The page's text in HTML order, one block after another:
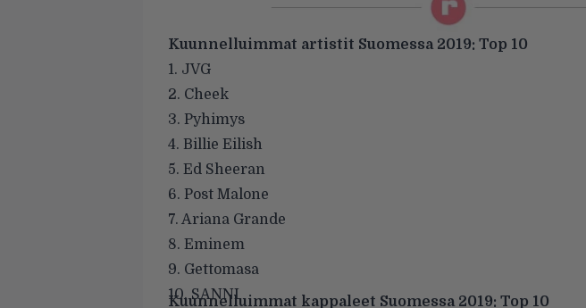
Kuunnelluimmat artistit Suomessa 2019: Top 10
1. JVG
2. Cheek
3. Pyhimys
4. Billie Eilish
5. Ed Sheeran
6. Post Malone
7. Ariana Grande
8. Eminem
9. Gettomasa
10. SANNI
Kuunnelluimmat kappaleet Suomessa 2019: Top 10